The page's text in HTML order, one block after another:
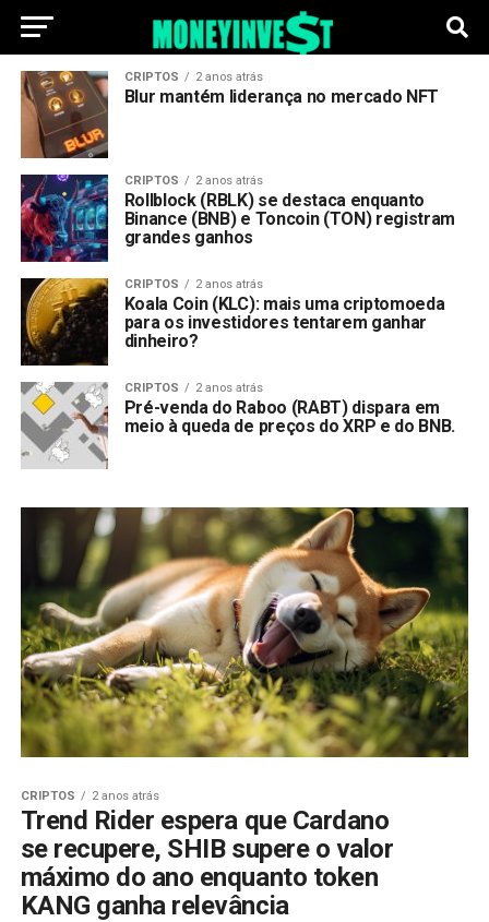
CRIPTOS 2 anos atrás
Blur mantém liderança no mercado NFT
CRIPTOS 2 anos atrás
Rollblock (RBLK) se destaca enquanto
Binance (BNB) e Toncoin (TON) registram
grandes ganhos
CRIPTOS 2 anos atrás
Koala Coin (KLC): mais uma criptomoeda
para os investidores tentarem ganhar
dinheiro?
CRIPTOS 2 anos atrás
Pré-venda do Raboo (RABT) dispara em
meio à queda de preços do XRP e do BNB.
CRIPTOS 2 anos atrás
Trend Rider espera que Cardano
se recupere, SHIB supere o valor
máximo do ano enquanto token
KANG ganha relevância